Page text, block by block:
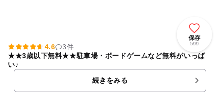
保存
599
4.6
3件
★★3歳以下無料★★駐車場・ボードゲームなど無料がいっぱ
い♪
続きをみる